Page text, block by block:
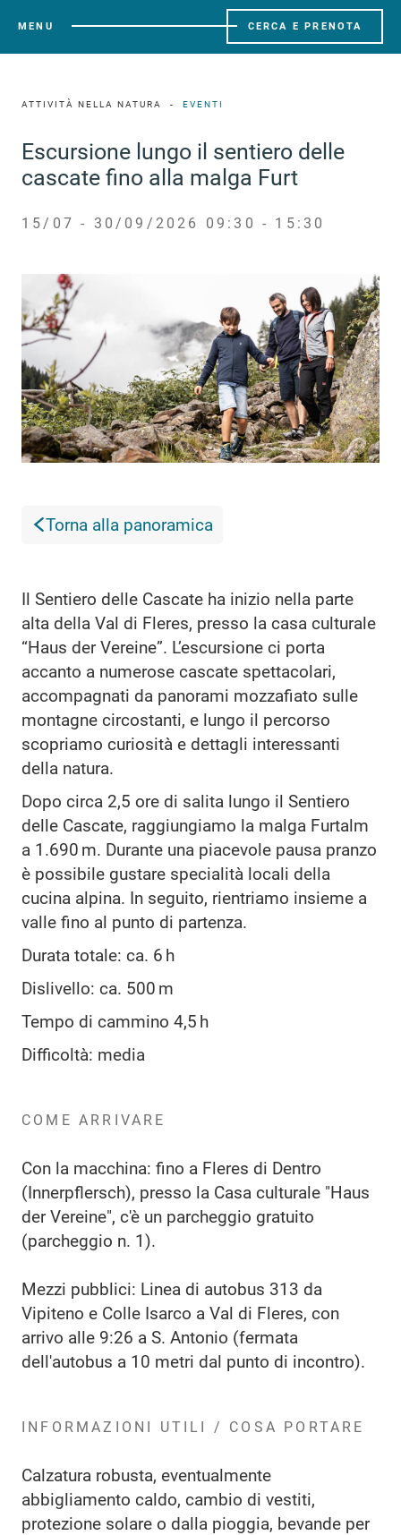
MENU CERCA E PRENOTA
ATTIVITÀ NELLA NATURA EVENTI
Escursione lungo il sentiero delle
cascate fino alla malga Furt
15/07 - 30/09/2026 09:30 - 15:30
Torna alla panoramica
Il Sentiero delle Cascate ha inizio nella parte
alta della Val di Fleres, presso la casa culturale
“Haus der Vereine”. L’escursione ci porta
accanto a numerose cascate spettacolari,
accompagnati da panorami mozzafiato sulle
montagne circostanti, e lungo il percorso
scopriamo curiosità e dettagli interessanti
della natura.
Dopo circa 2,5 ore di salita lungo il Sentiero
delle Cascate, raggiungiamo la malga Furtalm
a 1.690 m. Durante una piacevole pausa pranzo
è possibile gustare specialità locali della
cucina alpina. In seguito, rientriamo insieme a
valle fino al punto di partenza.
Durata totale: ca. 6 h
Dislivello: ca. 500 m
Tempo di cammino 4,5 h
Difficoltà: media
COME ARRIVARE
Con la macchina: fino a Fleres di Dentro
(Innerpflersch), presso la Casa culturale "Haus
der Vereine", c'è un parcheggio gratuito
(parcheggio n. 1).
Mezzi pubblici: Linea di autobus 313 da
Vipiteno e Colle Isarco a Val di Fleres, con
arrivo alle 9:26 a S. Antonio (fermata
dell'autobus a 10 metri dal punto di incontro).
INFORMAZIONI UTILI / COSA PORTARE
Calzatura robusta, eventualmente
abbigliamento caldo, cambio di vestiti,
protezione solare o dalla pioggia, bevande per